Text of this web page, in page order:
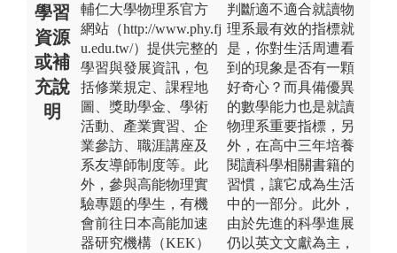
學習
資源
或補
充說
明
輔仁大學物理系官方
網站（http://www.phy.fj
u.edu.tw/）提供完整的
學習與發展資訊，包
括修業規定、課程地
圖、獎助學金、學術
活動、產業實習、企
業參訪、職涯講座及
系友導師制度等。此
外，參與高能物理實
驗專題的學生，有機
會前往日本高能加速
器研究機構（KEK）
判斷適不適合就讀物
理系最有效的指標就
是，你對生活周遭看
到的現象是否有一顆
好奇心？而具備優異
的數學能力也是就讀
物理系重要指標，另
外，在高中三年培養
閱讀科學相關書籍的
習慣，讓它成為生活
中的一部分。此外，
由於先進的科學進展
仍以英文文獻為主，